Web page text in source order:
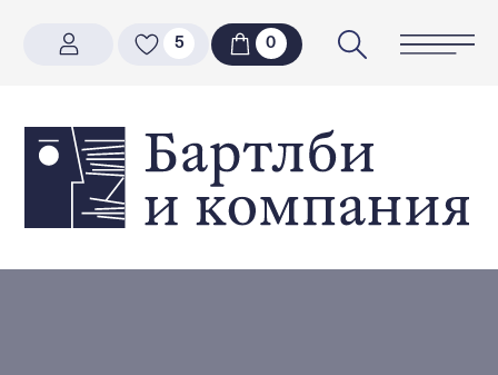
00